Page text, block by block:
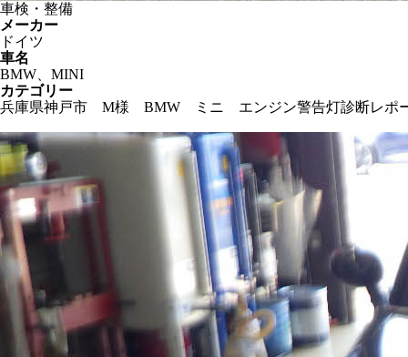
車検・整備
メーカー
ドイツ
車名
BMW、MINI
カテゴリー
兵庫県神戸市 M様 BMW ミニ エンジン警告灯診断レポー